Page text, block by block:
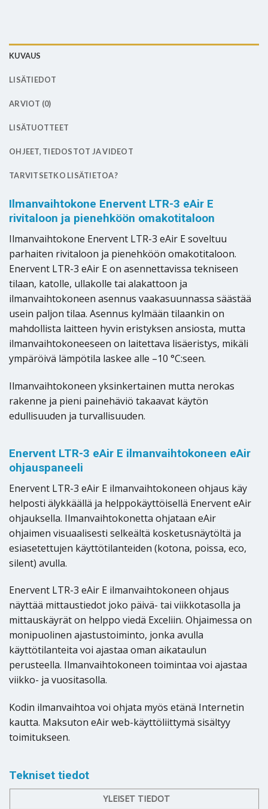
KUVAUS
LISÄTIEDOT
ARVIOT (0)
LISÄTUOTTEET
OHJEET, TIEDOSTOT JA VIDEOT
TARVITSETKO LISÄTIETOA?
Ilmanvaihtokone Enervent LTR-3 eAir E
rivitaloon ja pienehköön omakotitaloon
Ilmanvaihtokone Enervent LTR-3 eAir E soveltuu
parhaiten rivitaloon ja pienehköön omakotitaloon.
Enervent LTR-3 eAir E on asennettavissa tekniseen
tilaan, katolle, ullakolle tai alakattoon ja
ilmanvaihtokoneen asennus vaakasuunnassa säästää
usein paljon tilaa. Asennus kylmään tilaankin on
mahdollista laitteen hyvin eristyksen ansiosta, mutta
ilmanvaihtokoneeseen on laitettava lisäeristys, mikäli
ympäröivä lämpötila laskee alle –10 °C:seen.
Ilmanvaihtokoneen yksinkertainen mutta nerokas
rakenne ja pieni painehäviö takaavat käytön
edullisuuden ja turvallisuuden.
Enervent LTR-3 eAir E ilmanvaihtokoneen eAir
ohjauspaneeli
Enervent LTR-3 eAir E ilmanvaihtokoneen ohjaus käy
helposti älykkäällä ja helppokäyttöisellä Enervent eAir
ohjauksella. Ilmanvaihtokonetta ohjataan eAir
ohjaimen visuaalisesti selkeältä kosketusnäytöltä ja
esiasetettujen käyttötilanteiden (kotona, poissa, eco,
silent) avulla.
Enervent LTR-3 eAir E ilmanvaihtokoneen ohjaus
näyttää mittaustiedot joko päivä- tai viikkotasolla ja
mittauskäyrät on helppo viedä Exceliin. Ohjaimessa on
monipuolinen ajastustoiminto, jonka avulla
käyttötilanteita voi ajastaa oman aikataulun
perusteella. Ilmanvaihtokoneen toimintaa voi ajastaa
viikko- ja vuositasolla.
Kodin ilmanvaihtoa voi ohjata myös etänä Internetin
kautta. Maksuton eAir web-käyttöliittymä sisältyy
toimitukseen.
Tekniset tiedot
YLEISET TIEDOT